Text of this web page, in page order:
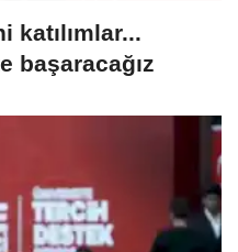
katılımlar...
başaracağız